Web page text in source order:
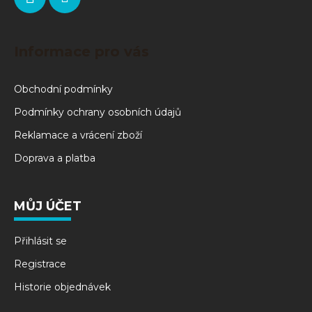
Obchodní podmínky
Podmínky ochrany osobních údajů
Reklamace a vrácení zboží
Doprava a platba
MŮJ ÚČET
Přihlásit se
Registrace
Historie objednávek